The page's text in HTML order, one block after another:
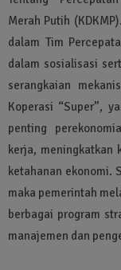
Merah Putih
dalam Tim
dalam sosialisasi
serangkaian
Koperasi “Super”,
penting
kerja, meningkatkan
ketahanan ekonomi.
maka pemerintah
berbagai program
manajemen dan